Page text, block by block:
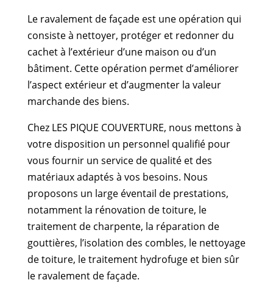
Le ravalement de façade est une opération qui
consiste à nettoyer, protéger et redonner du
cachet à l’extérieur d’une maison ou d’un
bâtiment. Cette opération permet d’améliorer
l’aspect extérieur et d’augmenter la valeur
marchande des biens.
Chez LES PIQUE COUVERTURE, nous mettons à
votre disposition un personnel qualifié pour
vous fournir un service de qualité et des
matériaux adaptés à vos besoins. Nous
proposons un large éventail de prestations,
notamment la rénovation de toiture, le
traitement de charpente, la réparation de
gouttières, l’isolation des combles, le nettoyage
de toiture, le traitement hydrofuge et bien sûr
le ravalement de façade.